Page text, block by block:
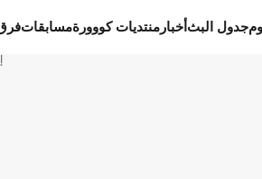
جدول البثأخبار منتديات كووورةمسابقات